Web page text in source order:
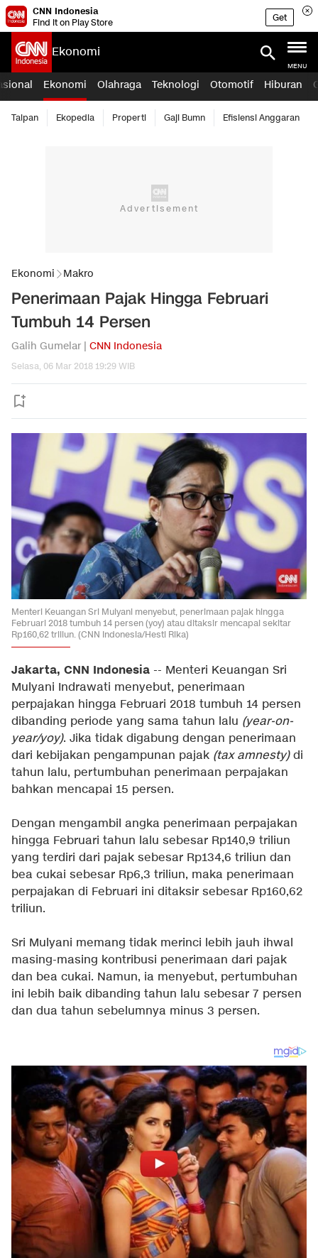
CNN Indonesia
Find it on Play Store
Get
Ekonomi
MENU
Ekonomi Olahraga Teknologi Otomotif Hiburan
Taipan Ekopedia Properti Gaji Bumn Efisiensi Anggaran
Ekonomi Makro
Penerimaan Pajak Hingga Februari
Tumbuh 14 Persen
Galih Gumelar | CNN Indonesia
Selasa, 06 Mar 2018 19:29 WIB
Menteri Keuangan Sri Mulyani menyebut, penerimaan pajak hingga
Februari 2018 tumbuh 14 persen (yoy) atau ditaksir mencapai sekitar
Rp160,62 triliun. (CNN Indonesia/Hesti Rika)
Jakarta, CNN Indonesia -- Menteri Keuangan Sri
Mulyani Indrawati menyebut, penerimaan
perpajakan hingga Februari 2018 tumbuh 14 persen
dibanding periode yang sama tahun lalu (year-on-
year/yoy). Jika tidak digabung dengan penerimaan
dari kebijakan pengampunan pajak (tax amnesty)di
tahun lalu, pertumbuhan penerimaan perpajakan
bahkan mencapai 15 persen.
Dengan mengambil angka penerimaan perpajakan
hingga Februari tahun lalu sebesar Rp140,9 triliun
yang terdiri dari pajak sebesar Rp134,6 triliun dan
bea cukai sebesar Rp6,3 triliun, maka penerimaan
perpajakan di Februari ini ditaksir sebesar Rp160,62
triliun.
Sri Mulyani memang tidak merinci lebih jauh ihwal
masing-masing kontribusi penerimaan dari pajak
dan bea cukai. Namun, ia menyebut, pertumbuhan
ini lebih baik dibanding tahun lalu sebesar 7 persen
dan dua tahun sebelumnya minus 3 persen.